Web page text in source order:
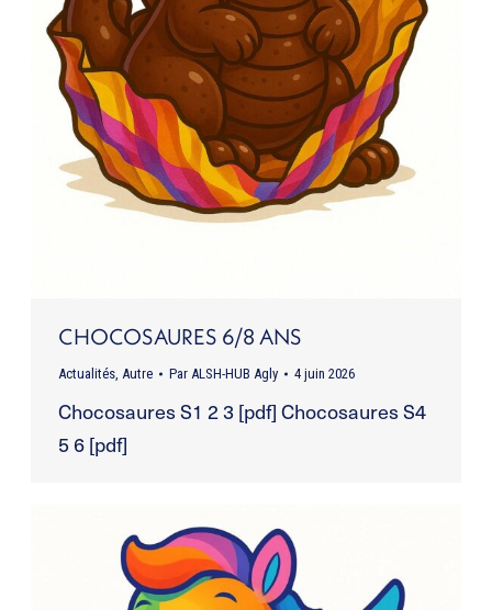
CHOCOSAURES 6/8 ANS
Actualités, Autre Par ALSH-HUB Agly 4 juin 2026
Chocosaures S1 2 3 [pdf] Chocosaures S4
5 6 [pdf]